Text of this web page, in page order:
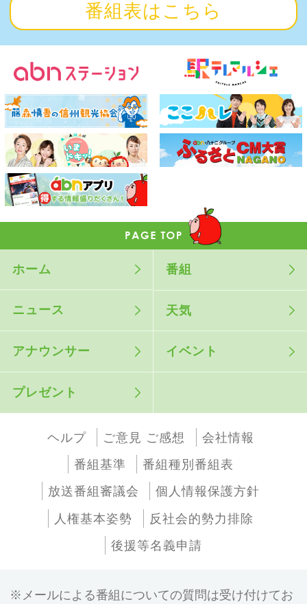
番組表はこちら
ホーム 番組
ニュース 天気
アナウンサー イベント
プレゼント
ヘルプ ご意見 ご感想
会社情報
番組基準
番組種別番組表
放送番組審議会
個人情報保護方針
人権基本姿勢
反社会的勢力排除
後援等名義申請
メールによる番組についての質問は受け付けてお